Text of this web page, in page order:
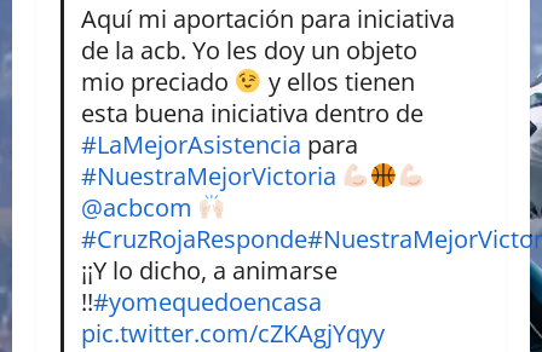
Aquí mi aportación para iniciativa
de la acb. Yo les doy un objeto
mio preciado
y ellos tienen
esta buena iniciativa dentro de
#LaMejorAsistencia para
#NuestraMejorVictoria
@acbcom
#CruzRojaResponde
¡¡Y lo dicho, a animarse
!!#yomequedoencasa
pic.twitter.com/cZKAgjYqyy